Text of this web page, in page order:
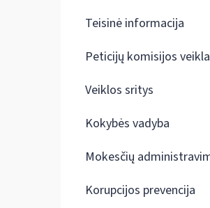
Teisinė informacija
Peticijų komisijos veikla
Veiklos sritys
Kokybės vadyba
Mokesčių
Korupcijos prevencija